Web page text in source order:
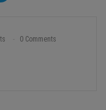
0 Comments